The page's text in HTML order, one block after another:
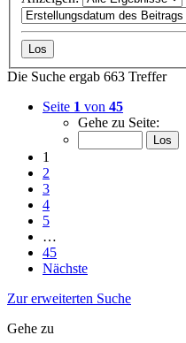
Die Suche ergab 663 Treffer
Seite 1 von 45
Gehe zu Seite:
1
2
3
4
5
…
45
Nächste
Zur erweiterten Suche
Gehe zu